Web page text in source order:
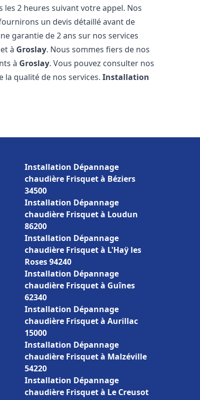
2 heures suivant votre appel. Nos
un devis détaillé avant de
garantie de 2 ans sur nos services
à Groslay. Nous sommes fiers de nos
à Groslay. Vous pouvez consulter nos
la qualité de nos services.Installation
Installation Dépannage
chaudière Frisquet à Béziers
34500
Installation Dépannage
chaudière Frisquet à Loudun
86200
Installation Dépannage
chaudière Frisquet à L'Haÿ les
Roses 94240
Installation Dépannage
chaudière Frisquet à Guînes
62340
Installation Dépannage
chaudière Frisquet à Aurillac
15000
Installation Dépannage
chaudière Frisquet à Malzéville
54220
Installation Dépannage
chaudière Frisquet à Le Creusot